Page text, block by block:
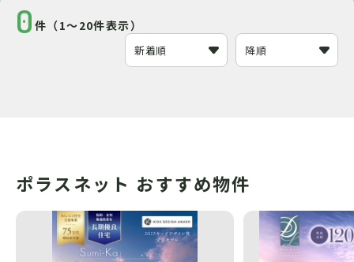
0 件（1～20件表示）
ポラスネット おすすめ物件